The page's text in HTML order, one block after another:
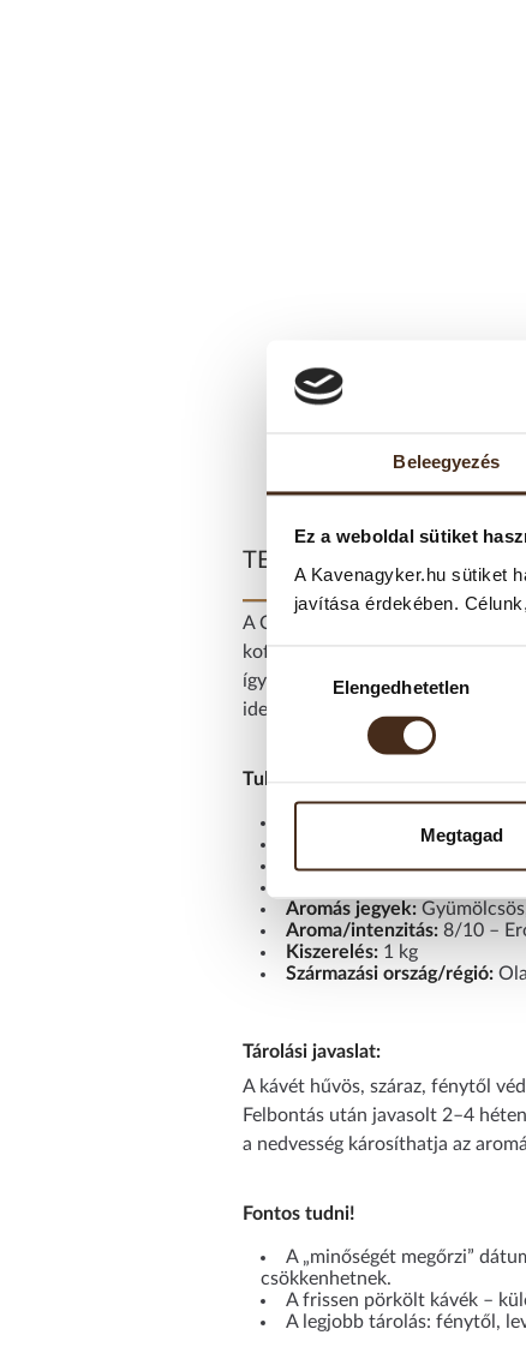
Beleegyezés
Ez a weboldal sütiket
A Kavenagyker.hu sütiket
javítása érdekében.
Hozzájárulás
kiválasztásaElengedhetetlen
Megtagad
TERMÉKLEÍRÁS
A Caffé Vergnano Espresso
koffeint mellőznék. A prémium
így megőrzi teljes,
ideális esti fogyasztásra is.
Tulajdonságai:
80% Arabica,
Pörkölés:Közepes pörkölés
Aromás jegyek:
Aroma/intenzitás: 8/10 –
Kiszerelés: 1 kg
Származási ország/régió:
Tárolási javaslat:
A kávét hűvös, száraz, fénytől
Felbontás után javasolt 2–4
a nedvesség károsíthatja az
Fontos tudni!
A „minőségét megőrzi”
csökkenhetnek.
A frissen pörkölt kávék –
A legjobb tárolás: fénytől,